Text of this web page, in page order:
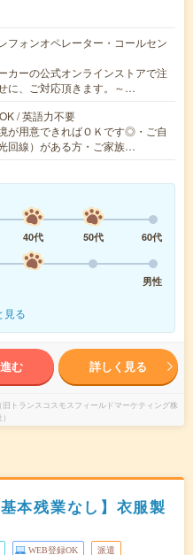
フォンオペレーター・コールセン
カーの公式オンラインストアで注
に、ご対応頂きます。～…
/ 英語力不要
が用意できればＯＫです◎・ご自
回線）がある方・ご家族…
40代 50代
60代
男性
見る
む 詳しく見る
トランスコスモスフィールドマーケティング株
本残業なし】衣服製
WEB登録OK 派遣